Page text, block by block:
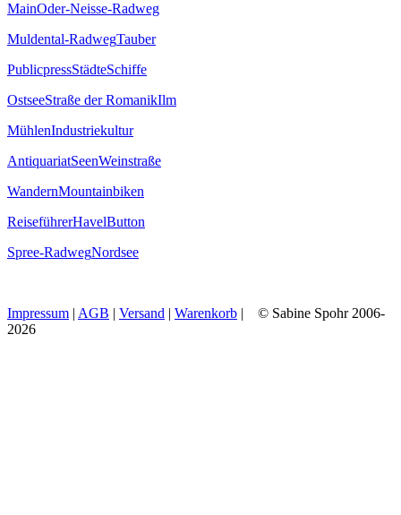
MainOder-Neisse-Radweg
Muldental-RadwegTauber
PublicpressStädteSchiffe
OstseeStraße der RomanikIlm
MühlenIndustriekultur
AntiquariatSeenWeinstraße
WandernMountainbiken
ReiseführerHavelButton
Spree-RadwegNordsee
Impressum | AGB | Versand | Warenkorb | © Sabine Spohr 2006-
2026